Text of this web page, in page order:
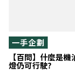
【百問】什麼是
燈仍可行駛?
一手企劃